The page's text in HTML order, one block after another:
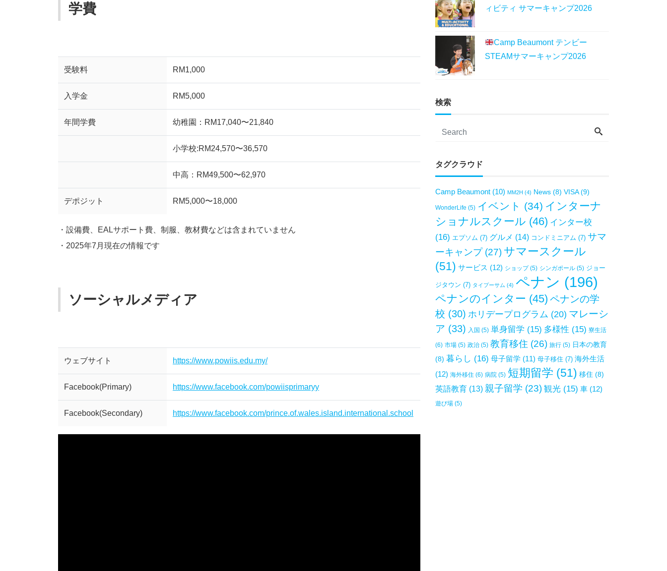
学費
受験料 RM1,000
入学金 RM5,000
年間学費 幼稚園：RM17,040〜21,840
小学校:RM24,570〜36,570
中高：RM49,500〜62,970
デポジット RM5,000〜18,000
・設備費、EALサポート費、制服、教材費などは含まれていません
・2025年7月現在の情報です
ソーシャルメディア
ウェブサイト https://www.powiis.edu.my/
Facebook(Primary) https://www.facebook.com/powiisprimaryy
Facebook(Secondary) https://www.facebook.com/prince.of.wales.island.international.school
ィビティ サマーキャンプ2026
Camp Beaumont テンビー
STEAMサマーキャンプ2026
検索
タグクラウド
Camp Beaumont (10) MM2H (4) News (8) VISA(9)
WonderLife (5) イベント (34) インターナ
ショナルスクール (46) インター校
(16) エプソム (7) グルメ (14) コンドミニアム (7) サマ
ーキャンプ(27) サマースクール
(51) サービス (12) ショップ(5) シンガポール (5) ジョー
ジタウン (7) タイプーサム (4) ペナン (196)
ペナンのインター (45) ペナンの学
校 (30) ホリデープログラム (20) マレーシ
ア (33) 入国 (5) 単身留学 (15) 多様性 (15) 寮生活
(6) 市場 (5) 政治 (5) 教育移住 (26) 旅行 (5) 日本の教育
(8) 暮らし (16) 母子留学 (11) 母子移住 (7) 海外生活
(12) 海外移住 (6) 病院 (5) 短期留学 (51) 移住 (8)
英語教育 (13) 親子留学 (23) 観光 (15) 車 (12)
遊び場 (5)